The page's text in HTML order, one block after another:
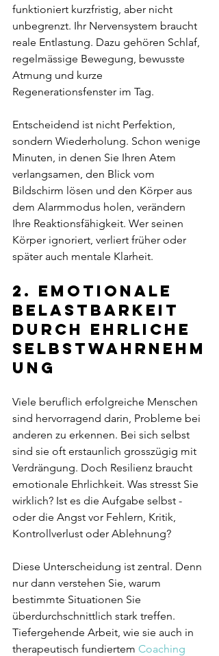
funktioniert kurzfristig, aber nicht
unbegrenzt. Ihr Nervensystem braucht
reale Entlastung. Dazu gehören Schlaf,
regelmässige Bewegung, bewusste
Atmung und kurze
Regenerationsfenster im Tag.
Entscheidend ist nicht Perfektion,
sondern Wiederholung. Schon wenige
Minuten, in denen Sie Ihren Atem
verlangsamen, den Blick vom
Bildschirm lösen und den Körper aus
dem Alarmmodus holen, verändern
Ihre Reaktionsfähigkeit. Wer seinen
Körper ignoriert, verliert früher oder
später auch mentale Klarheit.
2. Emotionale
Belastbarkeit
durch ehrliche
Selbstwahrnehm
ung
Viele beruflich erfolgreiche Menschen
sind hervorragend darin, Probleme bei
anderen zu erkennen. Bei sich selbst
sind sie oft erstaunlich grosszügig mit
Verdrängung. Doch Resilienz braucht
emotionale Ehrlichkeit. Was stresst Sie
wirklich? Ist es die Aufgabe selbst -
oder die Angst vor Fehlern, Kritik,
Kontrollverlust oder Ablehnung?
Diese Unterscheidung ist zentral. Denn
nur dann verstehen Sie, warum
bestimmte Situationen Sie
überdurchschnittlich stark treffen.
Tiefergehende Arbeit, wie sie auch in
therapeutisch fundiertem Coaching